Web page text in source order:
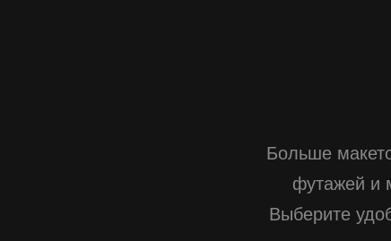
Больше
футажей и
Выберите